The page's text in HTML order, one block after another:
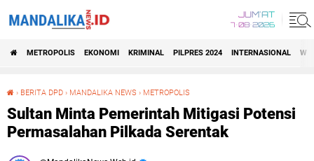
JUM'AT
7•08•2026
METROPOLIS EKONOMI KRIMINAL PILPRES 2024 INTERNASIONAL
› BERITA DPD › MANDALIKA NEWS › METROPOLIS
Sultan Minta Pemerintah Mitigasi Potensi
Permasalahan Pilkada Serentak